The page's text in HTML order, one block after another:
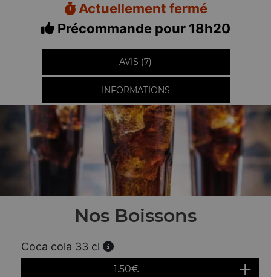
Actuellement fermé
Précommande pour 18h20
AVIS (7)
INFORMATIONS
Nos Boissons
Coca cola 33 cl
1.50€